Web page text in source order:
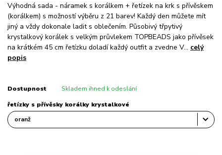
Výhodná sada - náramek s korálkem + řetízek na krk s přívěskem
(korálkem) s možností výběru z 21 barev! Každý den můžete mít
jiný a vždy dokonale ladit s oblečením. Působivý třpytivý
krystalkový korálek s velkým průvlekem TOPBEADS jako přívěsek
na krátkém 45 cm řetízku doladí každý outfit a zvedne V... celý
popis
Dostupnost Skladem ihned k odeslání
řetízky s přívěsky korálky krystalkové